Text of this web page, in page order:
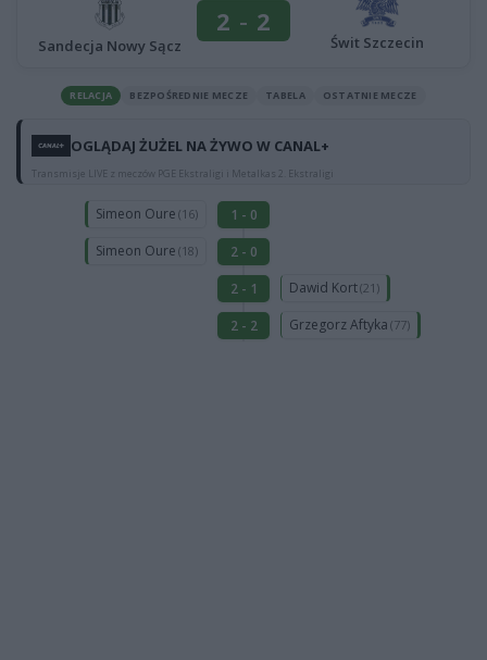
Sandecja Nowy Sącz
2 - 2
Świt Szczecin
RELACJA BEZPOŚREDNIE MECZE TABELA OSTATNIE MECZE
OGLĄDAJ ŻUŻEL NA ŻYWO W CANAL+
Transmisje LIVE z meczów PGE Ekstraligi i Metalkas 2. Ekstraligi
Simeon Oure (16)
1 - 0
Simeon Oure (18)
2 - 0
2 - 1
Dawid Kort(21)
2 - 2 Grzegorz Aftyka (77)